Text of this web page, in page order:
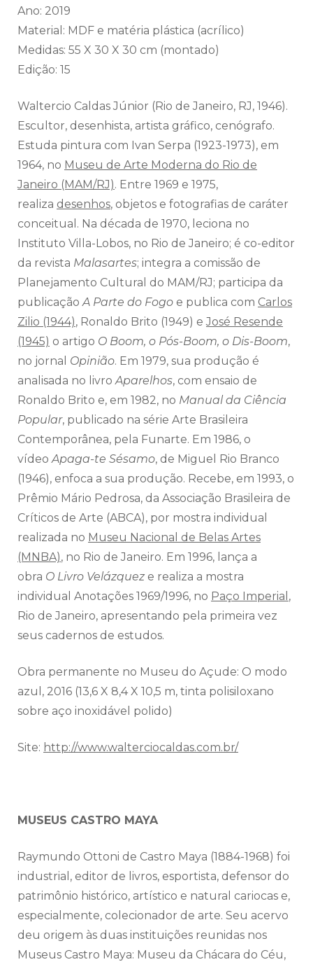
Ano: 2019
Material: MDF e matéria plástica (acrílico)
Medidas: 55 X 30 X 30 cm (montado)
Edição: 15
Waltercio Caldas Júnior (Rio de Janeiro, RJ, 1946).
Escultor, desenhista, artista gráfico, cenógrafo.
Estuda pintura com Ivan Serpa (1923-1973), em
1964, no Museu de Arte Moderna do Rio de
Janeiro (MAM/RJ). Entre 1969 e 1975,
realiza desenhos, objetos e fotografias de caráter
conceitual. Na década de 1970, leciona no
Instituto Villa-Lobos, no Rio de Janeiro; é co-editor
da revista Malasartes; integra a comissão de
Planejamento Cultural do MAM/RJ; participa da
publicação A Parte do Fogo e publica com Carlos
Zilio (1944), Ronaldo Brito (1949) eJosé Resende
(1945) o artigo O Boom, o Pós-Boom, o Dis-Boom,
no jornal Opinião. Em 1979, sua produção é
analisada no livro Aparelhos, com ensaio de
Ronaldo Brito e, em 1982, no Manual da Ciência
Popular, publicado na série Arte Brasileira
Contemporânea, pela Funarte. Em 1986, o
vídeo Apaga-te Sésamo, de Miguel Rio Branco
(1946), enfoca a sua produção. Recebe, em 1993, o
Prêmio Mário Pedrosa, da Associação Brasileira de
Críticos de Arte (ABCA), por mostra individual
realizada no Museu Nacional de Belas Artes
(MNBA), no Rio de Janeiro. Em 1996, lança a
obra O Livro Velázquez e realiza a mostra
individual Anotações 1969/1996, no Paço Imperial ,
Rio de Janeiro, apresentando pela primeira vez
seus cadernos de estudos.
Obra permanente no Museu do Açude: O modo
azul, 2016 (13,6 X 8,4 X 10,5 m, tinta polisiloxano
sobre aço inoxidável polido)
Site: http://www.walterciocaldas.com.br/
MUSEUS CASTRO MAYA
Raymundo Ottoni de Castro Maya (1884-1968) foi
industrial, editor de livros, esportista, defensor do
patrimônio histórico, artístico e natural cariocas e,
especialmente, colecionador de arte. Seu acervo
deu origem às duas instituições reunidas nos
Museus Castro Maya: Museu da Chácara do Céu,